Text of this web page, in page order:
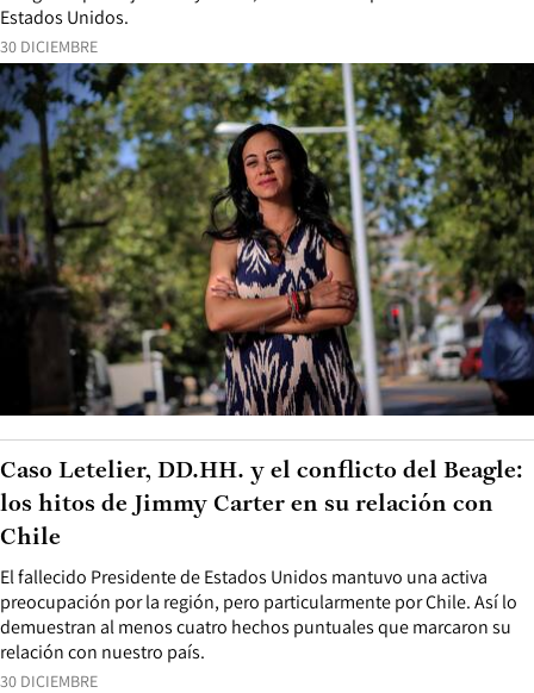
30 DICIEMBRE
Estados Unidos.
30 DICIEMBRE
El fallecido Presidente de Estados Unidos mantuvo una activa
preocupación por la región, pero particularmente por Chile. Así lo
demuestran al menos cuatro hechos puntuales que marcaron su
relación con nuestro país.
Caso Letelier, DD.HH. y el conflicto del Beagle:
los hitos de Jimmy Carter en su relación con
Chile